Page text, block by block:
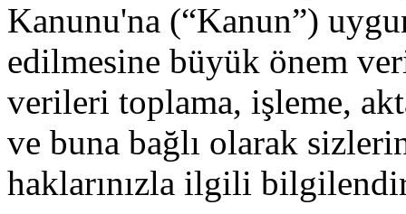
Kanunu'na (“Kanun”)
edilmesine büyük önem
verileri toplama, işleme,
ve buna bağlı olarak
haklarınızla ilgili